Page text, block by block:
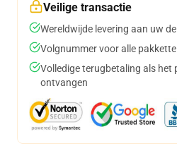
Veilige transactie
Wereldwijde levering aan uw
Volgnummer voor alle
Volledige terugbetaling als het
ontvangen